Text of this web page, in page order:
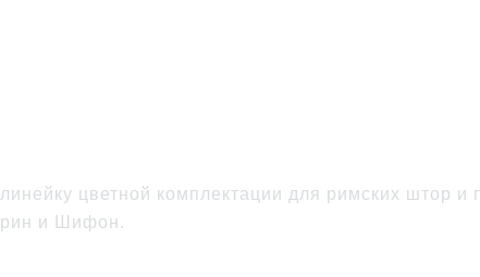
цветной комплектации для римских штор
и Шифон.